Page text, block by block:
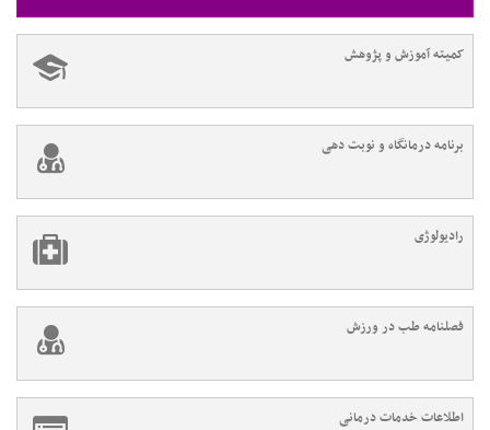
کمیته آموزش و پژوهش
برنامه درمانگاه و نوبت دهی
رادیولوژی
فصلنامه طب در ورزش
اطلاعات خدمات درمانی